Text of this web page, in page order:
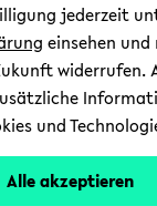
Pro­jek­te
jederzeit
einsehen
widerrufen.
und
Alle akzeptieren